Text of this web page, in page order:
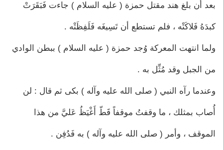
بعد أن بلغ هند مقتل حمزة ( عليه السلام ) جاءت فَبَقَرَتْ
كبدَهُ فَلاكَتْه ، فلم تستطع أن تَسِيغَه فَلَفِظَتْه .
ولما انتهت المعركة وُجد حمزة ( عليه السلام ) ببطن الوادي
من الجبل وقد مُثِّل به .
وعندما رآه النبي ( صلى الله عليه وآله ) بكى ثم قال : لن
أُصاب بمثلك ، ما وقفتُ موقفاً قَطّ أَغْيَظُ عَليَّ من هذا
الموقف ، وأمر ( صلى الله عليه وآله ) به فَدُفِن .